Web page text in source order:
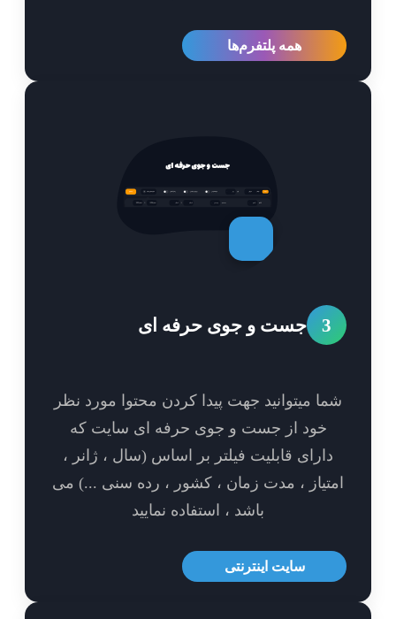
همه پلتفرم‌ها
جست و جوی حرفه ای
میتوانید جهت پیدا کردن محتوا مورد نظر
خود از جست و جوی حرفه ای سایت که
دارای قابلیت فیلتر بر اساس (سال ، ژانر ،
، مدت زمان ، کشور ، رده سنی ...) می
باشد ، استفاده نمایید
سایت اینترنتی